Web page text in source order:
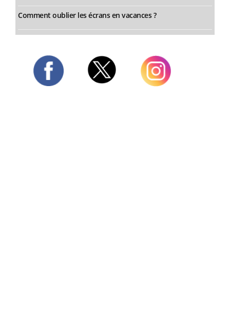
Comment oublier les écrans en vacances ?